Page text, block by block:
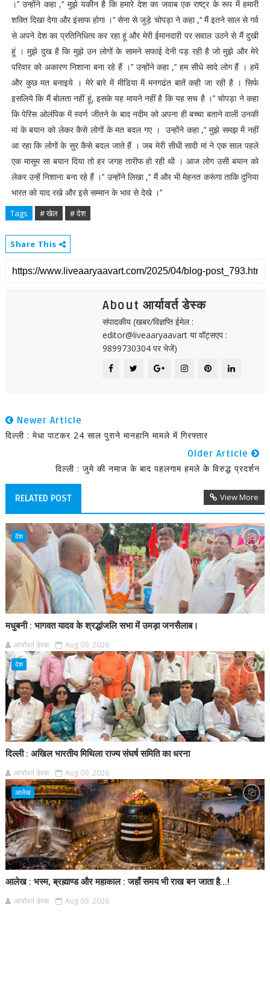
।’’ उन्होंने कहा ,‘‘ मुझे यकीन है कि हमारे देश का जवाब एक राष्ट्र के रूप में हमारी
शक्ति दिखा देगा और इंसाफ होगा ।’’ सेना से जुड़े चोपड़ा ने कहा ,‘‘ मैं इतने साल से गर्व
से अपने देश का प्रतिनिधित्व कर रहा हूं और मेरी ईमानदारी पर सवाल उठने से मैं दुखी
हूं । मुझे दुख है कि मुझे उन लोगों के सामने सफाई देनी पड़ रही है जो मुझे और मेरे
परिवार को अकारण निशाना बना रहे हैं ।’’ उन्होंने कहा ,‘‘ हम सीधे सादे लोग हैं । हमें
और कुछ मत बनाइये । मेरे बारे में मीडिया में मनगढंत बातें कही जा रही है । सिर्फ
इसलिये कि मैं बोलता नहीं हूं, इसके यह मायने नहीं है कि यह सच है ।’’ चोपड़ा ने कहा
कि पेरिस ओलंपिक में स्वर्ण जीतने के बाद नदीम को अपना ही बच्चा बताने वाली उनकी
मां के बयान को लेकर कैसे लोगों के मत बदल गए । उन्होंने कहा ,‘‘ मुझे समझ में नहीं
आ रहा कि लोगों के सुर कैसे बदल जाते हैं । जब मेरी सीधी सादी मां ने एक साल पहले
एक मासूम सा बयान दिया तो हर जगह तारीफ हो रही थी । आज लोग उसी बयान को
लेकर उन्हें निशाना बना रहे हैं ।’’ उन्होंने लिखा ,‘‘ मैं और भी मेहनत करूंगा ताकि दुनिया
भारत को याद रखे और इसे सम्मान के भाव से देखे ।’’
Tags # खेल # देश
Share This
About आर्यावर्त डेस्क
संपादकीय (खबर/विज्ञप्ति ईमेल :
editor@liveaaryaavart या वॉट्सएप :
9899730304 पर भेजें)
Newer Article
दिल्ली : मेधा पाटकर 24 साल पुराने मानहानि मामले में गिरफ्तार
Older Article
दिल्ली : जुमे की नमाज के बाद पहलगाम हमले के विरुद्ध प्रदर्शन
RELATED POST View More
देश
मधुबनी : भागवत यादव के श्रद्धांजलि सभा में उमड़ा जनसैलाब।
आर्यावर्त डेस्क Aug 09, 2026
देश
दिल्ली : अखिल भारतीय मिथिला राज्य संघर्ष समिति का धरना
आर्यावर्त डेस्क Aug 09, 2026
आलेख
आलेख : भस्म, ब्रह्माण्ड और महाकाल : जहाँ समय भी राख बन जाता है...!
आर्यावर्त डेस्क Aug 09, 2026